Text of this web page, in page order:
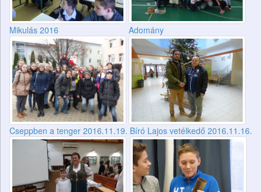
Mikulás 2016 Adomány
Cseppben a tenger 2016.11.19. Bíró Lajos vetélkedő 2016.11.16.